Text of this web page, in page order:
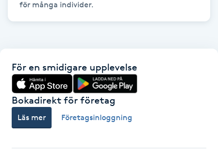
Hudvård
Hypnos
Hårborttagning
För en smidigare upplevelse
Bokadirekt för företag
Läs mer Företagsinloggning